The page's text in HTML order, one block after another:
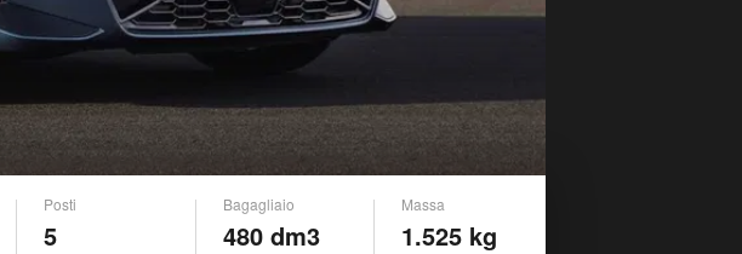
Posti
5
Bagagliaio
480 dm3
Massa
1.525 kg